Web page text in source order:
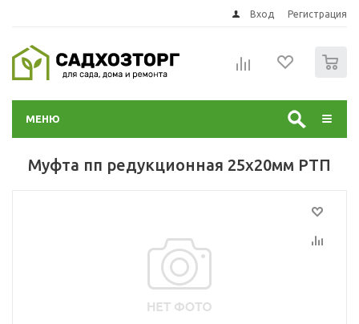
Вход Регистрация
МЕНЮ
Муфта пп редукционная 25x20мм РТП